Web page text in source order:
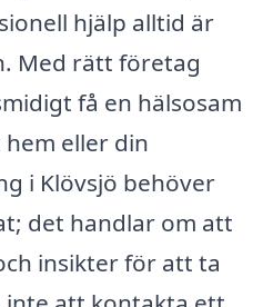
hjälp alltid är
Med rätt företag
få en hälsosam
eller din
i Klövsjö behöver
det handlar om att
insikter för att ta